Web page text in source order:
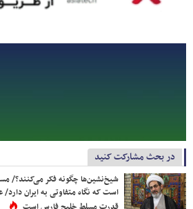
در بحث مشارکت کنید
شیخ‌نشین‌ها چگونه فکر می‌کنند؟/
است که نگاه متفاوتی به ایران